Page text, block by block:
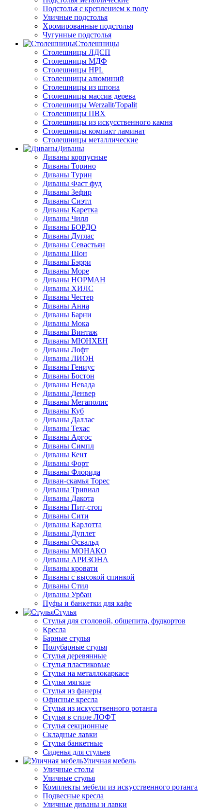
Подстолья с креплением к полу
Уличные подстолья
Хромированные подстолья
Чугунные подстолья
Столешницы
Столешницы ЛДСП
Столешницы МДФ
Столешницы HPL
Столешницы алюминий
Столешницы из шпона
Столешницы массив дерева
Столешницы Werzalit/Topalit
Столешницы ПВХ
Столешницы из искусственного камня
Столешницы компакт ламинат
Столешницы металлические
Диваны
Диваны корпусные
Диваны Торино
Диваны Турин
Диваны Фаст фуд
Диваны Зефир
Диваны Сиэтл
Диваны Каретка
Диваны Чилл
Диваны БОРДО
Диваны Дуглас
Диваны Севастьян
Диваны Шон
Диваны Бэрри
Диваны Море
Диваны НОРМАН
Диваны ХИЛС
Диваны Честер
Диваны Анна
Диваны Барни
Диваны Мока
Диваны Винтаж
Диваны МЮНХЕН
Диваны Лофт
Диваны ЛИОН
Диваны Гениус
Диваны Бостон
Диваны Невада
Диваны Денвер
Диваны Мегаполис
Диваны Куб
Диваны Даллас
Диваны Техас
Диваны Аргос
Диваны Симпл
Диваны Кент
Диваны Форт
Диваны Флорида
Диван-скамья Торес
Диваны Тривиал
Диваны Дакота
Диваны Пит-стоп
Диваны Сити
Диваны Карлотта
Диваны Дуплет
Диваны Освальд
Диваны МОНАКО
Диваны АРИЗОНА
Диваны кровати
Диваны с высокой спинкой
Диваны Стил
Диваны Урбан
Пуфы и банкетки для кафе
Стулья
Стулья для столовой, общепита, фудкортов
Кресла
Барные стулья
Полубарные стулья
Стулья деревянные
Стулья пластиковые
Стулья на металлокаркасе
Стулья мягкие
Стулья из фанеры
Офисные кресла
Стулья из искусственного ротанга
Стулья в стиле ЛОФТ
Стулья секционные
Складные лавки
Стулья банкетные
Сиденья для стульев
Уличная мебель
Уличные столы
Уличные стулья
Комплекты мебели из искусственного ротанга
Подвесные кресла
Уличные диваны и лавки